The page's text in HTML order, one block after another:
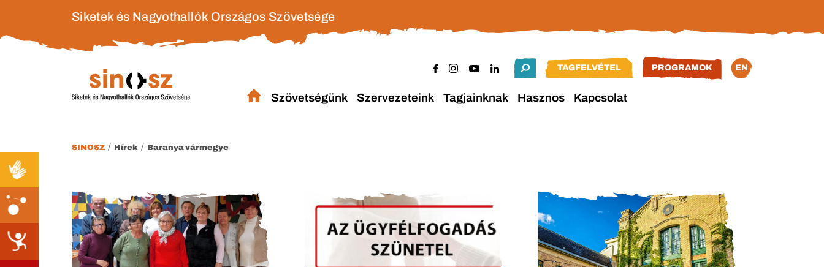
Siketek és Nagyothallók Országos Szövetsége
TAGFELVÉTEL PROGRAMOK EN
Szövetségünk Szervezeteink Tagjainknak Hasznos Kapcsolat
SINOSZ / Hírek / Baranya vármegye